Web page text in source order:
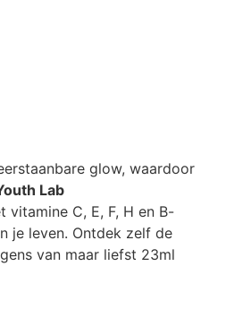
glow, waardoor
Lab
C, E, F, H en B-
je leven. Ontdek zelf de
van maar liefst 23ml